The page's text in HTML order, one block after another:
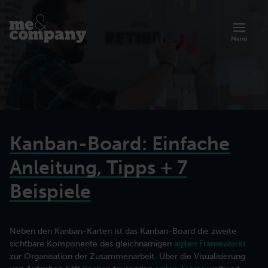
Menü
Organisationsberatung
Übersicht zur Akademie
Lernen Sie die Trainings und Programme der Me & Company Akademie
kennen.
Artikel
Prinzipien, Methoden und Erfolgsgeschichten agiler Arbeit.
Über uns
Lerne mehr über unsere agile Art der Zusammenarbeit.
Kanban-Board: Einfache
Anleitung, Tipps + 7
Beispiele
Neben den Kanban-Karten ist das Kanban-Board die zweite
sichtbare Komponente des gleichnamigen agilen Frameworks
zur Organisation der Zusammenarbeit. Über die Visualisierung